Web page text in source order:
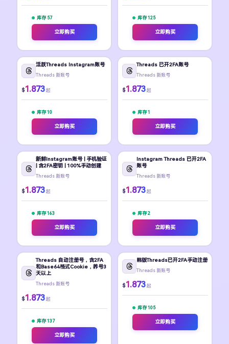
库存 57
立即购买
库存 125
立即购买
活跃Threads Instagram账号
Threads 新账号
$1.873 起
库存 10
立即购买
Threads 已开2FA账号
Threads 新账号
$1.873 起
库存 1
立即购买
新鲜Instagram账号 | 手机验证
| 含2FA密钥 | 100%手动创建
Threads 新账号
$1.873 起
库存 163
立即购买
Instagram Threads 已开2FA
账号
Threads 新账号
$1.873 起
库存 2
立即购买
Threads 自动注册号，含2FA
和Base64格式Cookie，养号3
天以上
Threads 新账号
$1.873 起
库存 137
立即购买
韩版Threads已开2FA手动注册
Threads 新账号
$1.873 起
库存 105
立即购买